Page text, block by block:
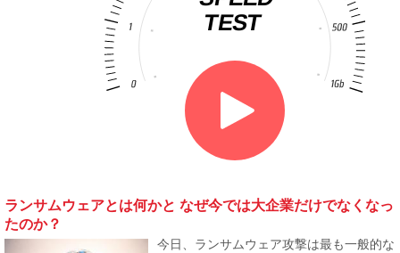
ランサムウェアとは何かと なぜ今では大企業だけでなくなっ
たのか？
今日、ランサムウェア攻撃は最も一般的な